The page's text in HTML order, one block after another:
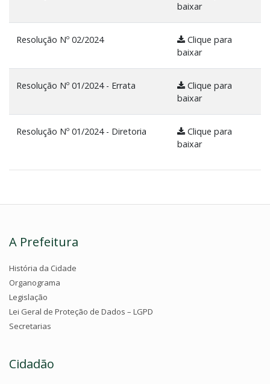
baixar
Resolução Nº 02/2024
Clique para
baixar
Resolução Nº 01/2024 - Errata
Clique para
baixar
Resolução Nº 01/2024 - Diretoria
Clique para
baixar
A Prefeitura
História da Cidade
Organograma
Legislação
Lei Geral de Proteção de Dados – LGPD
Secretarias
Cidadão